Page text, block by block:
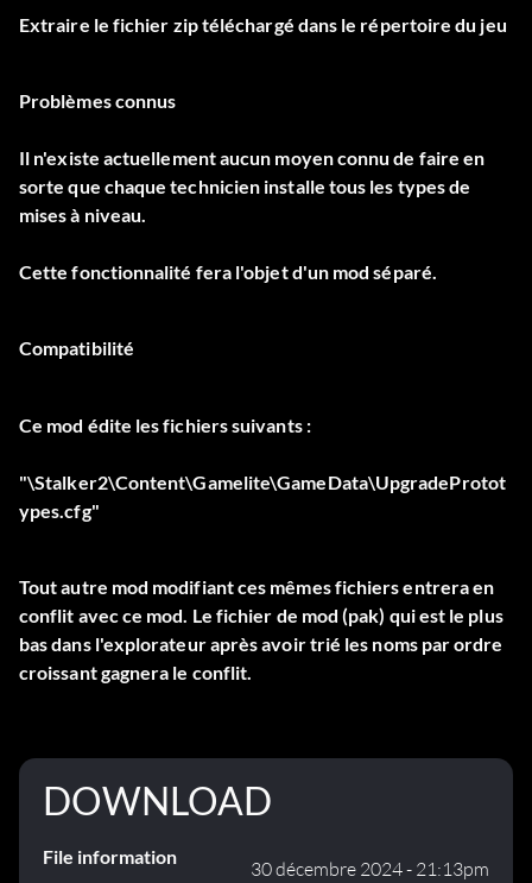
Extraire le fichier zip téléchargé dans le répertoire du jeu
Problèmes connus
Il n'existe actuellement aucun moyen connu de faire en
sorte que chaque technicien installe tous les types de
mises à niveau.
Cette fonctionnalité fera l'objet d'un mod séparé.
Compatibilité
Ce mod édite les fichiers suivants :
"\Stalker2\Content\Gamelite\GameData\UpgradeProtot
ypes.cfg"
Tout autre mod modifiant ces mêmes fichiers entrera en
conflit avec ce mod. Le fichier de mod (pak) qui est le plus
bas dans l'explorateur après avoir trié les noms par ordre
croissant gagnera le conflit.
DOWNLOAD
File information
30 décembre 2024 - 21:13pm